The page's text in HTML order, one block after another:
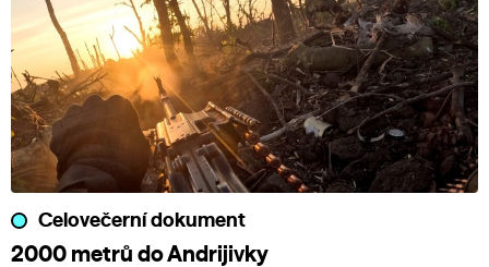
Celovečerní dokument
2000 metrů do Andrijivky